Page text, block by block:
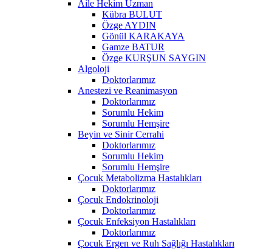
Aile Hekim Uzman
Kübra BULUT
Özge AYDIN
Gönül KARAKAYA
Gamze BATUR
Özge KURŞUN SAYGIN
Algoloji
Doktorlarımız
Anestezi ve Reanimasyon
Doktorlarımız
Sorumlu Hekim
Sorumlu Hemşire
Beyin ve Sinir Cerrahi
Doktorlarımız
Sorumlu Hekim
Sorumlu Hemşire
Çocuk Metabolizma Hastalıkları
Doktorlarımız
Çocuk Endokrinoloji
Doktorlarımız
Çocuk Enfeksiyon Hastalıkları
Doktorlarımız
Çocuk Ergen ve Ruh Sağlığı Hastalıkları